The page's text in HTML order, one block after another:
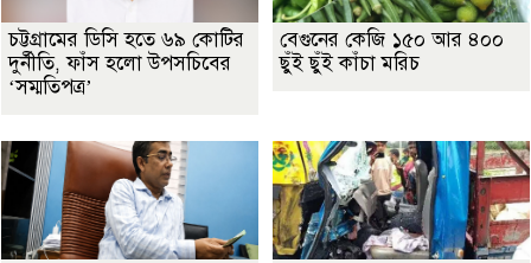
চট্টগ্রামের ডিসি হতে ৬৯ কোটির
দুর্নীতি, ফাঁস হলো উপসচিবের
‘সম্মতিপত্র’
বেগুনের কেজি ১৫০ আর ৪০০
ছুঁই ছুঁই কাঁচা মরিচ